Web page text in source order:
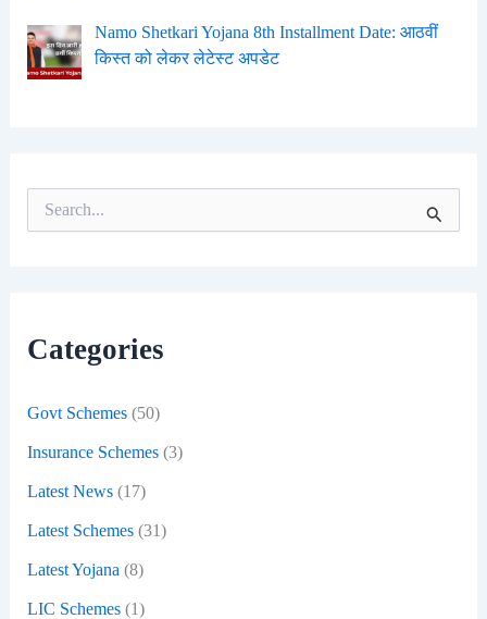
Namo Shetkari Yojana 8th Installment Date: आठवीं
किस्त को लेकर लेटेस्ट अपडेट
o
Categories
Govt Schemes(50)
Insurance Schemes(3)
Latest News(17)
Latest Schemes(31)
Latest Yojana (8)
LIC Schemes(1)